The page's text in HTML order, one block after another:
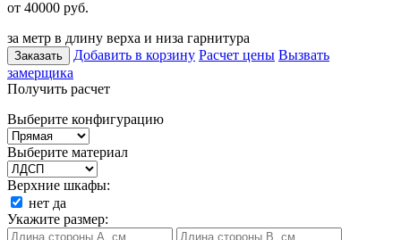
от 40000 руб.
за метр в длину верха и низа гарнитура
Заказать Добавить в корзину Расчет цены Вызвать
замерщика
Получить расчет
Выберите конфигурацию
Выберите материал
Верхние шкафы:
нет да
Укажите размер: